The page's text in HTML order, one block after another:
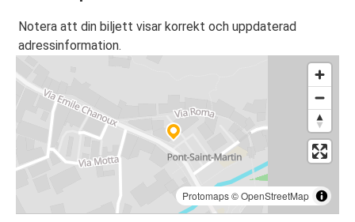
Notera att din biljett visar korrekt och uppdaterad
adressinformation.
Protomaps©OpenStreetMap